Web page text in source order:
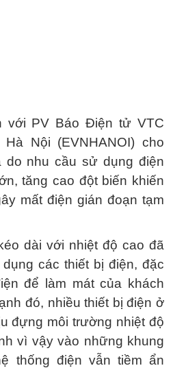
với PV Báo Điện tử VTC
Nội (EVNHANOI) cho
do nhu cầu sử dụng điện
tăng cao đột biến khiến
mất điện gián đoạn tạm
dài với nhiệt độ cao đã
các thiết bị điện, đặc
để làm mát của khách
đó, nhiều thiết bị điện ở
đựng môi trường nhiệt độ
vì vậy vào những khung
thống điện vẫn tiềm ẩn